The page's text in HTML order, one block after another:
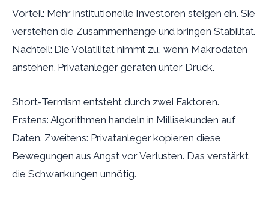
Vorteil: Mehr institutionelle Investoren steigen ein. Sie
verstehen die Zusammenhänge und bringen Stabilität.
Nachteil: Die Volatilität nimmt zu, wenn Makrodaten
anstehen. Privatanleger geraten unter Druck.
Short-Termism entsteht durch zwei Faktoren.
Erstens: Algorithmen handeln in Millisekunden auf
Daten. Zweitens: Privatanleger kopieren diese
Bewegungen aus Angst vor Verlusten. Das verstärkt
die Schwankungen unnötig.